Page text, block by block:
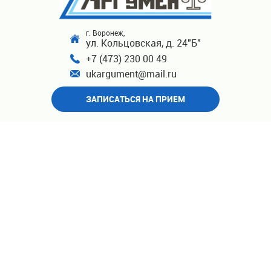
г. Воронеж,
ул. Кольцовская, д. 24"Б"
+7 (473) 230 00 49
ukargument@mail.ru
ЗАПИСАТЬСЯ НА ПРИЕМ